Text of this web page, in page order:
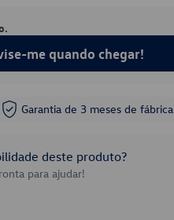
me quando chegar!
Garantia de 3 meses de fábrica
deste produto?
para ajudar!